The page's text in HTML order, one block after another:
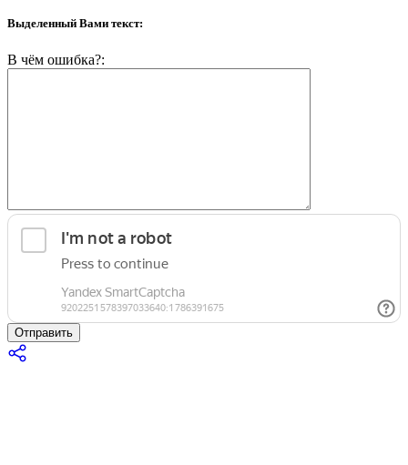
Выделенный Вами текст:
В чём ошибка?:
Отправить